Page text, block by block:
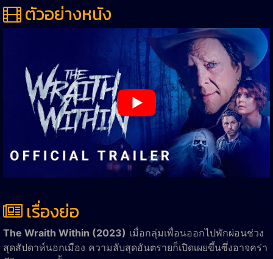
ตัวอย่างหนัง
เรื่องย่อ
The Wraith Within (2023) เมื่อกลุ่มเพื่อนออกไปพักผ่อนช่วง
สุดสัปดาห์นอกเมือง ความลับสุดอันตรายก็เปิดเผยขึ้นซึ่งอาจคร่า